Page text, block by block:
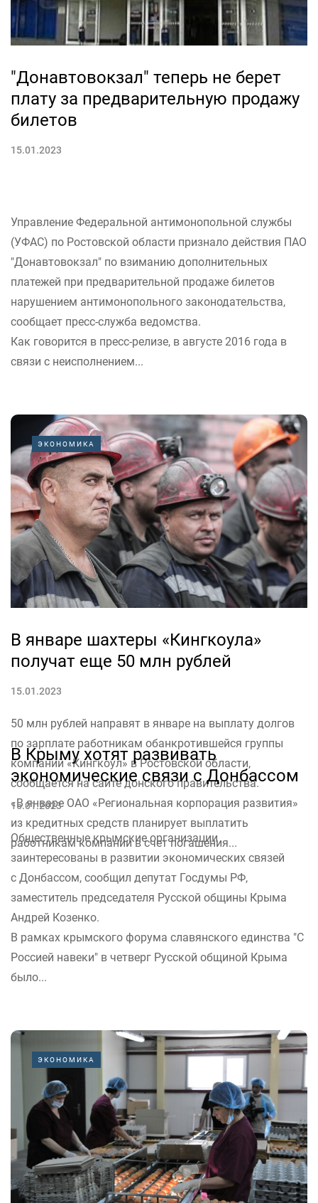
"Донавтовокзал" теперь не берет
плату за предварительную продажу
билетов
15.01.2023
Управление Федеральной антимонопольной службы
(УФАС) по Ростовской области признало действия ПАО
"Донавтовокзал" по взиманию дополнительных
платежей при предварительной продаже билетов
нарушением антимонопольного законодательства,
сообщает пресс-служба ведомства.
Как говорится в пресс-релизе, в августе 2016 года в
связи с неисполнением...
ЭКОНОМИКА
В январе шахтеры «Кингкоула»
получат еще 50 млн рублей
15.01.2023
50 млн рублей направят в январе на выплату долгов
по зарплате работникам обанкротившейся группы
компаний «Кингкоул» в Ростовской области,
сообщается на сайте донского правительства.
«В январе ОАО «Региональная корпорация развития»
из кредитных средств планирует выплатить
работникам компании в счет погашения...
ЭКОНОМИКА
В Крыму хотят развивать
экономические связи с Донбассом
15.01.2023
Общественные крымские организации
заинтересованы в развитии экономических связей
с Донбассом, сообщил депутат Госдумы РФ,
заместитель председателя Русской общины Крыма
Андрей Козенко.
В рамках крымского форума славянского единства "С
Россией навеки" в четверг Русской общиной Крыма
было...
ЭКОНОМИКА